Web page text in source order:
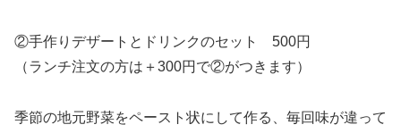
②手作りデザートとドリンクのセット 500円
（ランチ注文の方は＋300円で②がつきます）
季節の地元野菜をペースト状にして作る、毎回味が違って